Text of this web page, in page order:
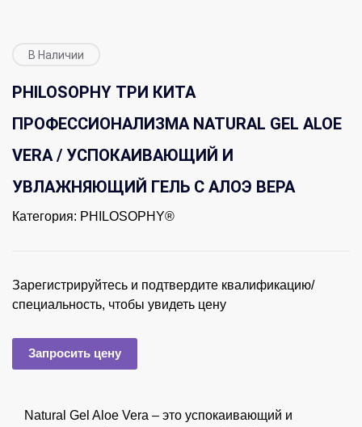
В Наличии
PHILOSOPHY ТРИ КИТА
ПРОФЕССИОНАЛИЗМА NATURAL GEL ALOE
VERA / УСПОКАИВАЮЩИЙ И
УВЛАЖНЯЮЩИЙ ГЕЛЬ С АЛОЭ ВЕРА
Категория: PHILOSOPHY®
Зарегистрируйтесь и подтвердите квалификацию/
специальность, чтобы увидеть цену
Запросить цену
Natural Gel Aloe Vera – это успокаивающий и